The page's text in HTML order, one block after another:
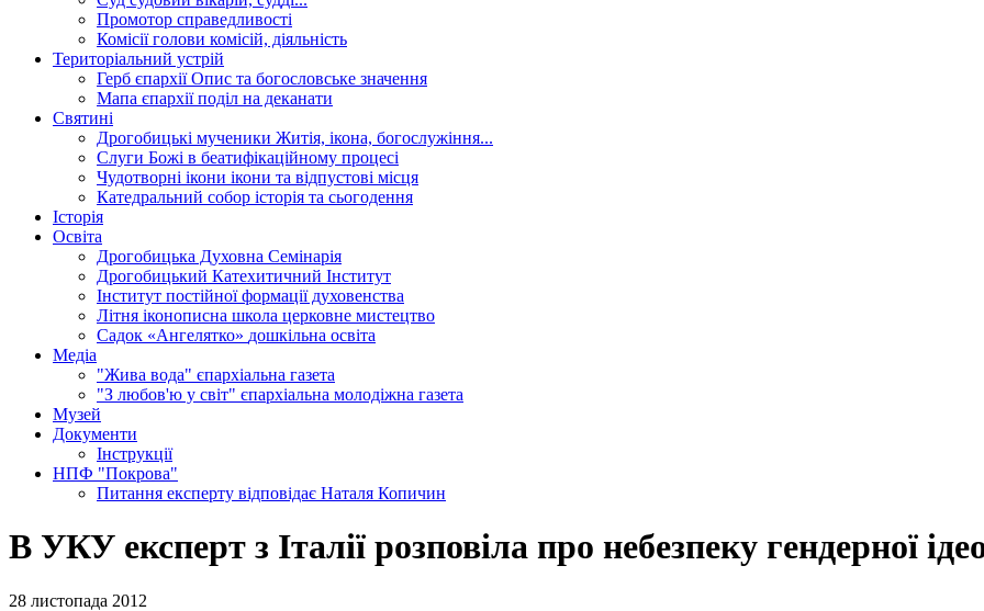
Промотор справедливості
Комісіїголови комісій, діяльність
Територіальний устрій
Герб єпархіїОпис та богословське значення
Мапа єпархіїподіл на деканати
Святині
Дрогобицькі мученики Житія, ікона, богослужіння...
Слуги Божі в беатифікаційному процесі
Чудотворні ікони ікони та відпустові місця
Катедральний собор історія та сьогодення
Історія
Освіта
Дрогобицька Духовна Семінарія
Дрогобицький Катехитичний Інститут
Інститут постійної формації духовенства
Літня іконописна школа церковне мистецтво
Садок «Ангелятко» дошкільна освіта
Медіа
"Жива вода" єпархіальна газета
"З любов'ю у світ" єпархіальна молодіжна газета
Музей
Документи
Інструкції
НПФ "Покрова"
Питання експерту відповідає Наталя Копичин
В УКУ експерт з Італії розповіла про небезпеку гендерної
28 листопада 2012